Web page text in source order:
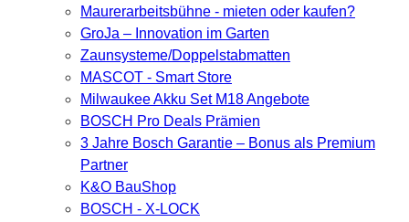
Maurerarbeitsbühne - mieten oder kaufen?
GroJa – Innovation im Garten
Zaunsysteme/Doppelstabmatten
MASCOT - Smart Store
Milwaukee Akku Set M18 Angebote
BOSCH Pro Deals Prämien
3 Jahre Bosch Garantie – Bonus als Premium
Partner
K&O BauShop
BOSCH - X-LOCK